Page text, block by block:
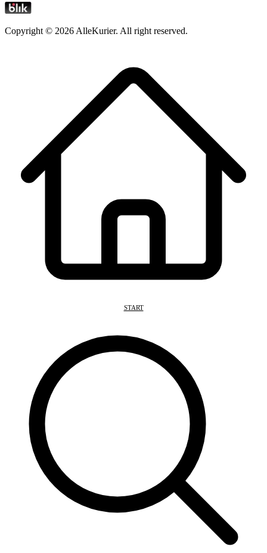
Copyright © 2026 AlleKurier. All right reserved.
START